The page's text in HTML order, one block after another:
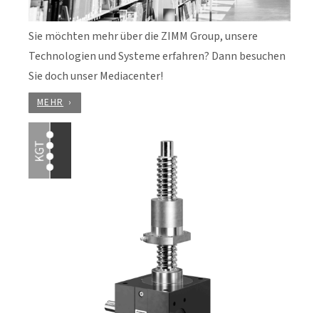
Sie möchten mehr über die ZIMM Group, unsere
Technologien und Systeme erfahren? Dann besuchen
Sie doch unser Mediacenter!
MEHR